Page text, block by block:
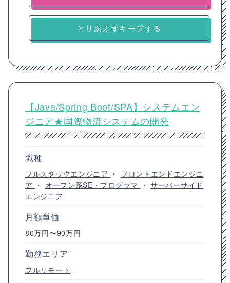
とりあえずキープする
【Java/Spring Boot/SPA】システムエン
ジニア★国際物流システムの開発
職種
フルスタックエンジニア ・ フロントエンドエンジニ
ア ・ オープン系SE・プログラマ ・サーバーサイド
エンジニア
月額単価
80万円〜90万円
勤務エリア
フルリモート